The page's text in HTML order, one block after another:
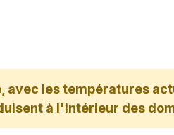
avec les températures
à l'intérieur des